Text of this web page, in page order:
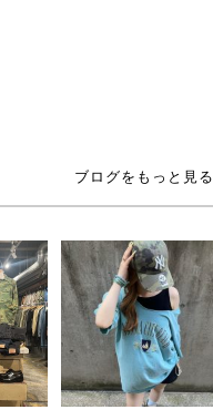
ブログをもっと見る